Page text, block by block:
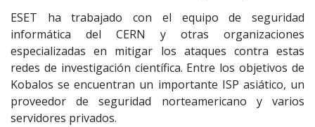
ESET ha trabajado con el equipo de seguridad
informática del CERN y otras organizaciones
especializadas en mitigar los ataques contra estas
redes de investigación científica. Entre los objetivos de
Kobalos se encuentran un importante ISP asiático, un
proveedor de seguridad norteamericano y varios
servidores privados.